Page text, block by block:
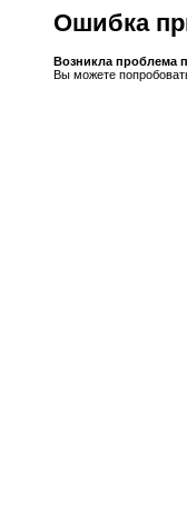
Ошибка
Возникла проблема
Вы можете